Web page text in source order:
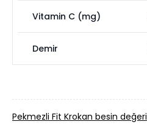
Vitamin C (mg)
Demir
Pekmezli Fit Krokan besin değeri